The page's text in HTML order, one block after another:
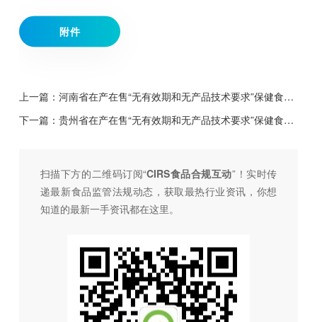
附件
上一篇： 河南省在产在售“无有效期和无产品技术要求”保健食品集中换证工作方案
下一篇： 贵州省在产在售“无有效期和无产品技术要求”保健食品集中换证工作实施方案
扫描下方的二维码订阅“CIRS食品合规互动”！ 实时传
递最新食品监管法规动态，获取最热行业资讯， 你想
知道的最新一手资讯都在这里。